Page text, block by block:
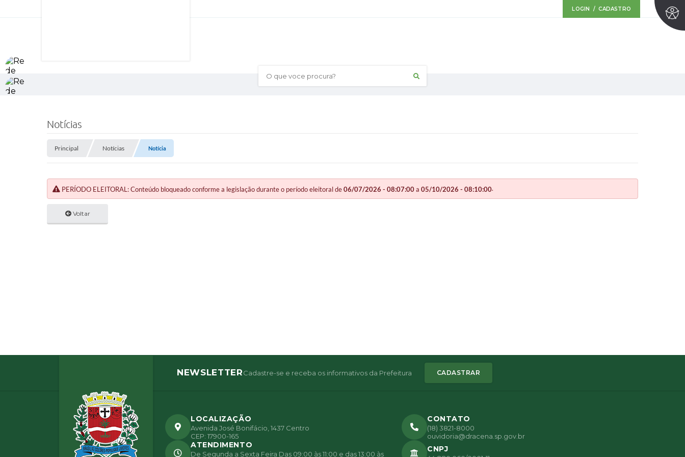
LOGIN / CADASTRO
O que voce procura?
Notícias
Principal Notícias Notícia
PERÍODO ELEITORAL: Conteúdo bloqueado conforme a legislação durante o período eleitoral de06/07/2026 - 08:07:00a 05/10/2026 - 08:10:00.
Voltar
NEWSLETTERCadastre-se e receba os informativos da Prefeitura CADASTRAR
LOCALIZAÇÃO
Avenida José Bonifácio, 1437 Centro
CEP: 17900-165
CONTATO
(18) 3821-8000
ouvidoria@dracena.sp.gov.br
ATENDIMENTO
De Segunda a Sexta Feira Das 09:00 às 11:00 e das 13:00 às
CNPJ